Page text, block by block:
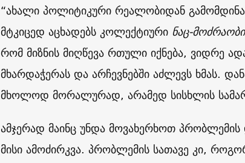
“ახალი პოლიტიკური რეალობიდან
მტკიცედ აცხადებს კოლექტიური ნაც-
რომ მიზნის მიღწევა რთული იქნება, ვიდრე
მხარდაჭერას და არჩევნებში აძლევს ხმას.
მხოლოდ მორალურად, არამედ სისხლის
ამჯერად მაინც უნდა მოვახერხოთ
მისი ამოძირკვა. პრობლემის სათავე კი,